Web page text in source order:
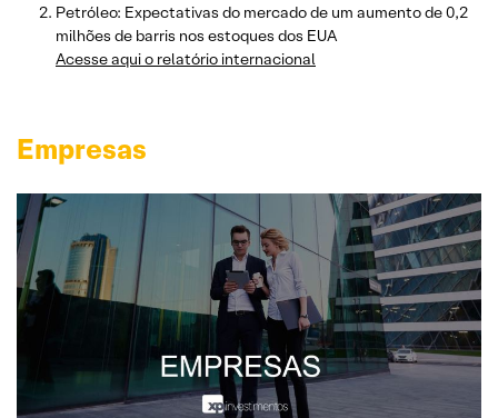
Petróleo: Expectativas do mercado de um aumento de 0,2
milhões de barris nos estoques dos EUA
Acesse aqui o relatório internacional
Empresas